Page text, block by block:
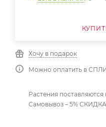
Хочу в подарок
Можно оплатить в
Растения поставляются
Самовывоз – 5% СКИДКА